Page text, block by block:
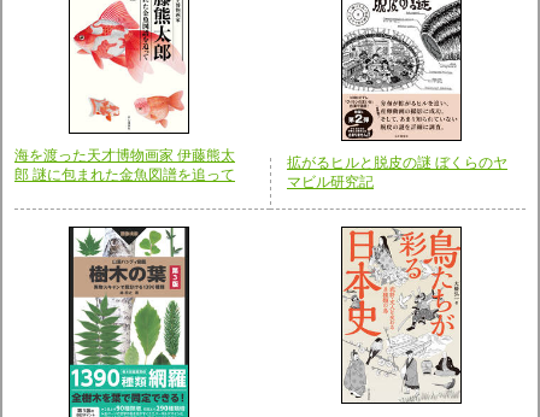
海を渡った天才博物画家 伊藤熊太
郎 謎に包まれた金魚図譜を追って
拡がるヒルと脱皮の謎 ぼくらのヤ
マビル研究記